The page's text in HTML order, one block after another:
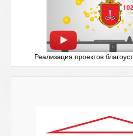
Реализация проектов